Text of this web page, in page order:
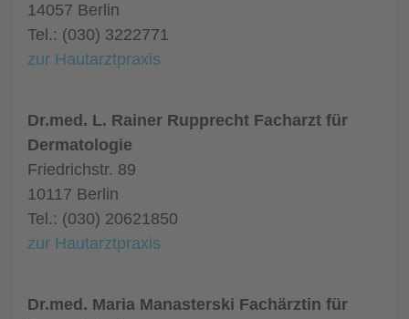
14057 Berlin
Tel.: (030) 3222771
zur Hautarztpraxis
Dr.med. L. Rainer Rupprecht Facharzt für
Dermatologie
Friedrichstr. 89
10117 Berlin
Tel.: (030) 20621850
zur Hautarztpraxis
Dr.med. Maria Manasterski Fachärztin für